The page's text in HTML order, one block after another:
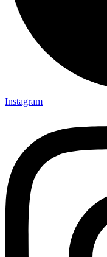
Instagram